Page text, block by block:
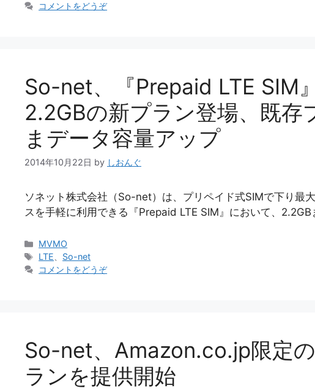
ゴ
グ
コメントをどうぞ
So-net、『Prepaid LTE SIM
2.2GBの新プラン登場、既存
まデータ容量アップ
2014年10月22日 by しおんぐ
ソネット株式会社（So-net）は、プリペイド式SIMで下り最
スを手軽に利用できる『Prepaid LTE SIM』において、
カ
テ
ゴ
MVMO
タ
グ
LTE、 So-net
コメントをどうぞ
So-net、Amazon.co.jp限定
ランを提供開始